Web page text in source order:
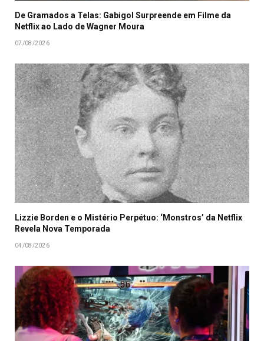
De Gramados a Telas: Gabigol Surpreende em Filme da
Netflix ao Lado de Wagner Moura
07/08/2026
Lizzie Borden e o Mistério Perpétuo: ‘Monstros’ da Netflix
Revela Nova Temporada
04/08/2026